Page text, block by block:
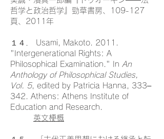
哲学と政治哲学』勁草書房、109-127
頁、2011年
１４． Usami, Makoto. 2011.
"Intergenerational Rights: A
Philosophical Examination." In An
Anthology of Philosophical Studies,
Vol. 5, edited by Patricia Hanna, 333–
342. Athens: Athens Institute of
Education and Research.
英文梗概